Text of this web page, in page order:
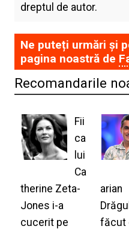
dreptul de autor.
Ne puteți urmări și
pagina noastră de
Recomandarile
Fii
ca
lui
Ca
therine Zeta-
Jones i-a
cucerit pe
arian
făcut